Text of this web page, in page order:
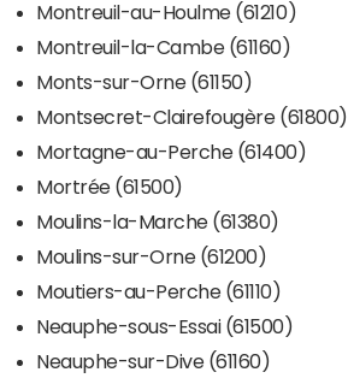
Montreuil-au-Houlme (61210)
Montreuil-la-Cambe (61160)
Monts-sur-Orne (61150)
Montsecret-Clairefougère (61800)
Mortagne-au-Perche (61400)
Mortrée (61500)
Moulins-la-Marche (61380)
Moulins-sur-Orne (61200)
Moutiers-au-Perche (61110)
Neauphe-sous-Essai (61500)
Neauphe-sur-Dive (61160)